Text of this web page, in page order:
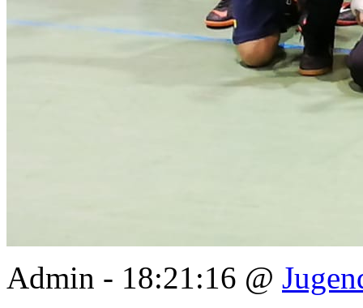
Admin - 18:21:16 @